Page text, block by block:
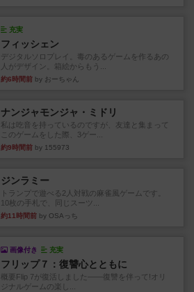
充実
フィッシェン
デジタルソロプレイ。毒のあるゲームを作るあの
人がデザイン。箱絵からもう...
約6時間前 by おーちゃん
ナンジャモンジャ・ミドリ
私は吃音を持っているのですが、友達と集まって
このゲームをした際、3ゲー...
約9時間前 by 155973
ジンラミー
トランプで遊べる2人対戦の麻雀風ゲームです。
10枚の手札で、同じスーツ...
約11時間前 by OSAっち
画像付き 充実
フリップ７：復讐心とともに
概要Flip 7が復活しました――復讐を伴って!オリ
ジナルゲームの楽し...